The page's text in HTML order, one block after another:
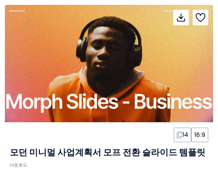
14 16:9
모던 미니멀 사업계획서 모프 전환 슬라이드 템플릿
다운로드